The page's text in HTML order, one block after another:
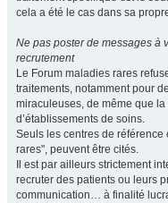
cela a été le cas dans sa
Ne pas poster de messages à
recrutement
Le Forum maladies rares
traitements, notamment pour
miraculeuses, de même que
d’établissements de soins.
Seuls les centres de
rares", peuvent être cités.
Il est par ailleurs strictement
recruter des patients ou leurs
communication… à finalité